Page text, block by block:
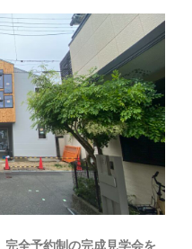
全予約制の完成見学会を